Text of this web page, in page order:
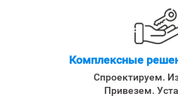
Комплексные
Спроектируем.
Привезем.